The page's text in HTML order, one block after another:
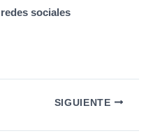
sociales
SIGUIENTE